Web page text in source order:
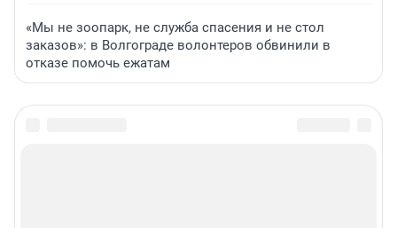
«Мы не зоопарк, не служба спасения и не стол
заказов»: в Волгограде волонтеров обвинили в
отказе помочь ежатам